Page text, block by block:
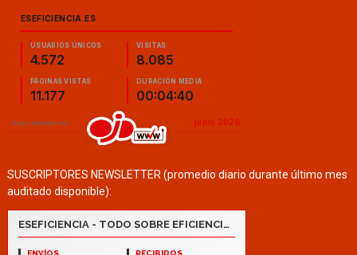
SUSCRIPTORES NEWSLETTER (promedio diario durante último mes
auditado disponible):